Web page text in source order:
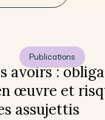
avoirs :
œuvre et
assujettis
Publications